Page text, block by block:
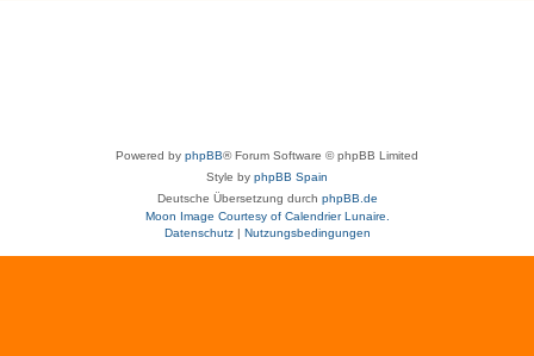
Powered by phpBB® Forum Software © phpBB Limited
Style by phpBB Spain
Deutsche Übersetzung durch phpBB.de
Moon Image Courtesy of Calendrier Lunaire.
Datenschutz| Nutzungsbedingungen